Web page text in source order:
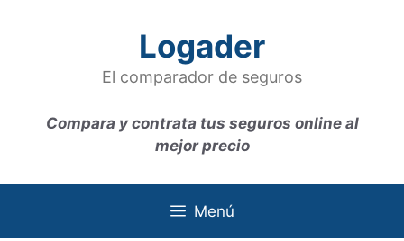
Logader
El comparador de seguros
Compara y contrata tus seguros online al
mejor precio
Menú